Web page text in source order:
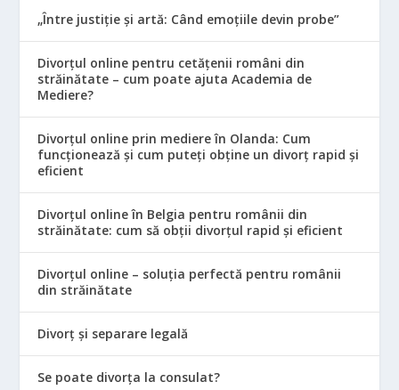
„Între justiție și artă: Când emoțiile devin probe”
Divorțul online pentru cetățenii români din
străinătate – cum poate ajuta Academia de
Mediere?
Divorțul online prin mediere în Olanda: Cum
funcționează și cum puteți obține un divorț rapid și
eficient
Divorțul online în Belgia pentru românii din
străinătate: cum să obții divorțul rapid și eficient
Divorțul online – soluția perfectă pentru românii
din străinătate
Divorț și separare legală
Se poate divorța la consulat?